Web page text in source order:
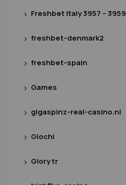
Freshbet Italy 3957 – 3959
freshbet-denmark2
freshbet-spain
Games
gigaspinz-real-casino.nl
Giochi
Glory tr